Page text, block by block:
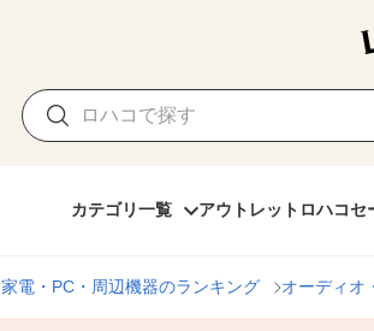
カテゴリ一覧 アウトレット ロハコセ
家電・PC・周辺機器のランキング オーディオ